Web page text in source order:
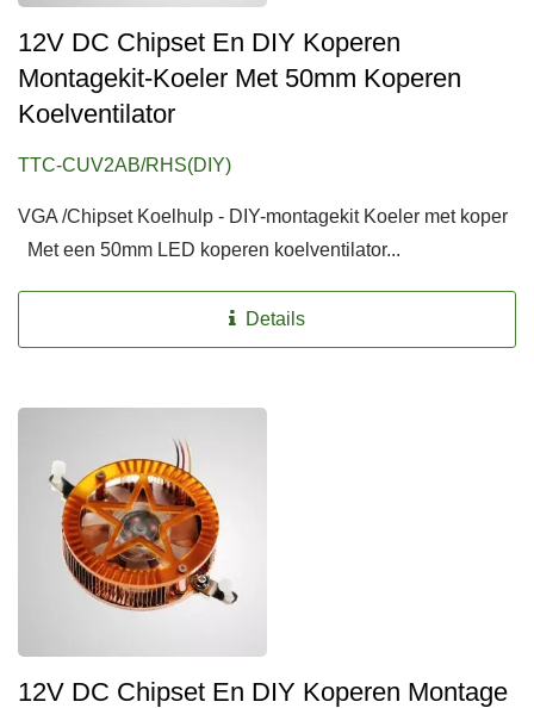
12V DC Chipset En DIY Koperen
Montagekit-Koeler Met 50mm Koperen
Koelventilator
TTC-CUV2AB/RHS(DIY)
VGA /Chipset Koelhulp - DIY-montagekit Koeler met koper
Met een 50mm LED koperen koelventilator...
Details
12V DC Chipset En DIY Koperen Montage